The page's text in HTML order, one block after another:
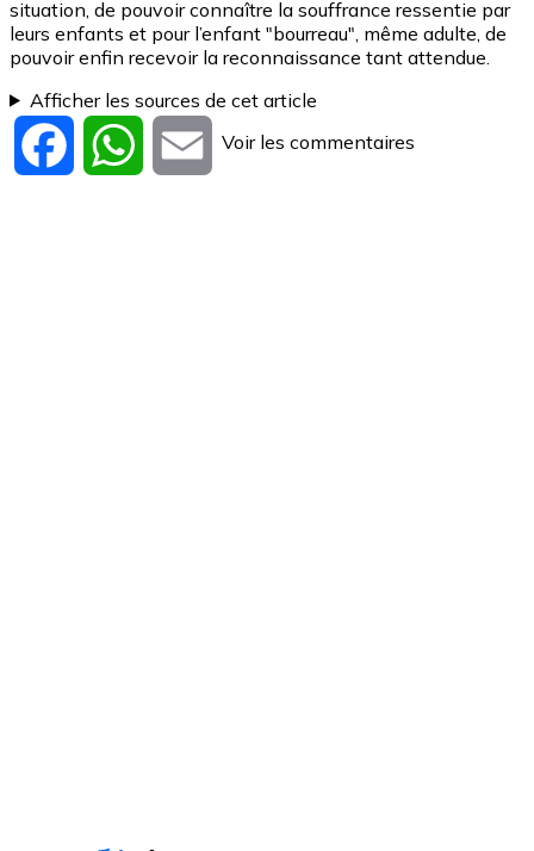
situation, de pouvoir connaître la souffrance ressentie par
leurs enfants et pour l’enfant "bourreau", même adulte, de
pouvoir enfin recevoir la reconnaissance tant attendue.
Afficher les sources de cet article
Facebook WhatsApp
Email
Voir les commentaires